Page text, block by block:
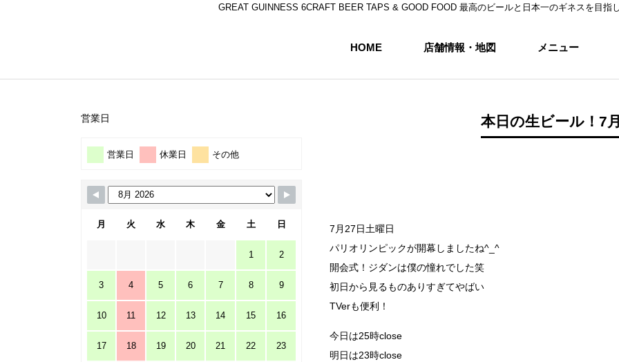
GREAT GUINNESS 6CRAFT BEER TAPS & GOOD FOOD 最高のビールと日本一のギネスを目指
HOME 店舗情報・地図 メニュー
本日の生ビール！7
7月27日土曜日
パリオリンピックが開幕しましたね^_^
開会式！ジダンは僕の憧れでした笑
初日から見るものありすぎてやばい
TVerも便利！
今日は25時close
明日は23時close
営業日
営業日 休業日 その他
月 火 水 木 金 土 日
1 2
3 4 5 6 7 8 9
10 11 12 13 14 15 16
17 18 19 20 21 22 23